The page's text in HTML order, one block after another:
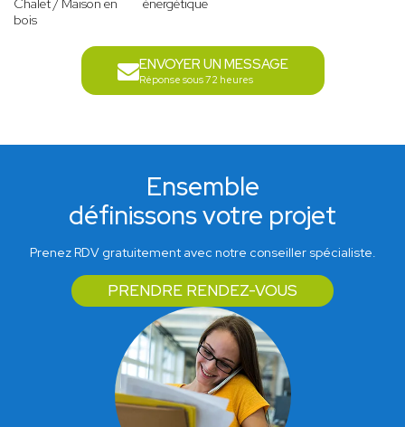
Chalet / Maison en
bois
énergétique
ENVOYER UN MESSAGE
Réponse sous 72 heures
Ensemble
définissons votre projet
Prenez RDV gratuitement avec notre conseiller spécialiste.
PRENDRE RENDEZ-VOUS